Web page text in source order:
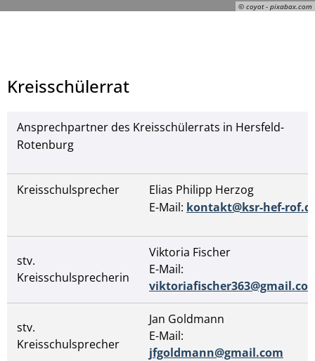
© coyot - pixabax.com
Kreisschülerrat
Ansprechpartner des Kreisschülerrats in Hersfeld-
Rotenburg
Kreisschulsprecher
Elias Philipp Herzog
E-Mail: kontakt@ksr-hef-
stv.
Kreisschulsprecherin
Viktoria Fischer
E-Mail:
stv.
Kreisschulsprecher
Jan Goldmann
E-Mail:
jfgoldmann@gmail.com